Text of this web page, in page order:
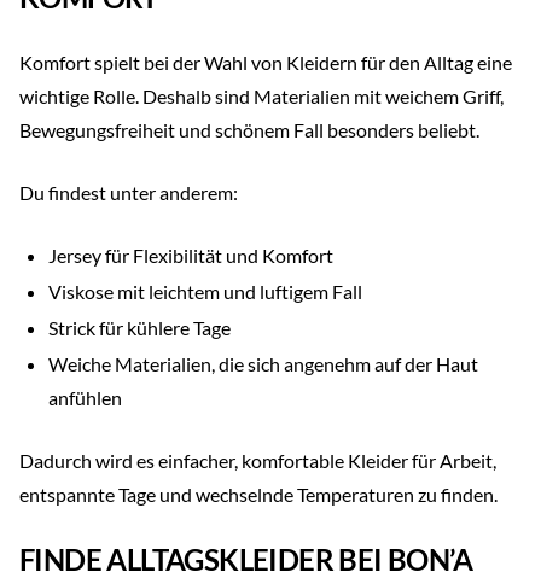
Komfort spielt bei der Wahl von Kleidern für den Alltag eine
wichtige Rolle. Deshalb sind Materialien mit weichem Griff,
Bewegungsfreiheit und schönem Fall besonders beliebt.
Du findest unter anderem:
Jersey für Flexibilität und Komfort
Viskose mit leichtem und luftigem Fall
Strick für kühlere Tage
Weiche Materialien, die sich angenehm auf der Haut
anfühlen
Dadurch wird es einfacher, komfortable Kleider für Arbeit,
entspannte Tage und wechselnde Temperaturen zu finden.
FINDE ALLTAGSKLEIDER BEI BON’A